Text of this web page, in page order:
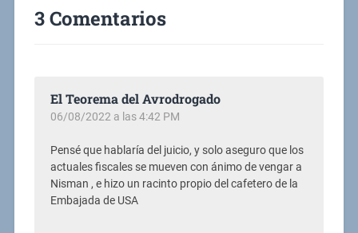
3 Comentarios
El Teorema del Avrodrogado
06/08/2022 a las 4:42 PM
Pensé que hablaría del juicio, y solo aseguro que los
actuales fiscales se mueven con ánimo de vengar a
Nisman , e hizo un racinto propio del cafetero de la
Embajada de USA